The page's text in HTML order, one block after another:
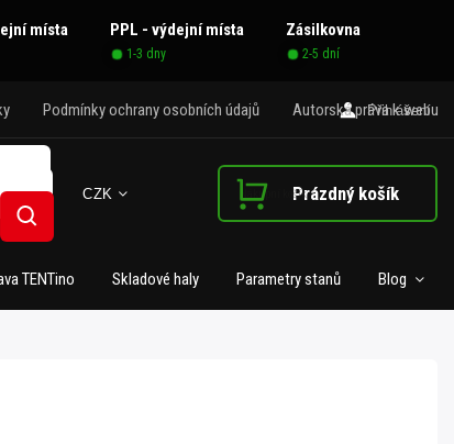
místa PPL - výdejní místa Zásilkovna
1-3 dny 2-5 dní
Podmínky ochrany osobních údajů Autorská práva k webu
CZK
Přihlášení
Hledat
Nákupní košíkPrázdný košík
TENTino Skladové haly Parametry stanů Blog